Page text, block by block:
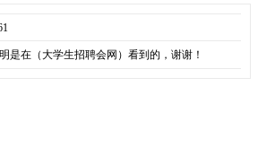
是在（大学生招聘会网）看到的，谢谢！